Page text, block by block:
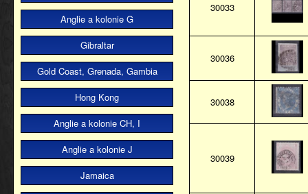
Anglie a kolonie G
Gibraltar
Gold Coast, Grenada, Gambia
Hong Kong
Anglie a kolonie CH, I
Anglie a kolonie J
Jamaica
30033
30036
30038
30039